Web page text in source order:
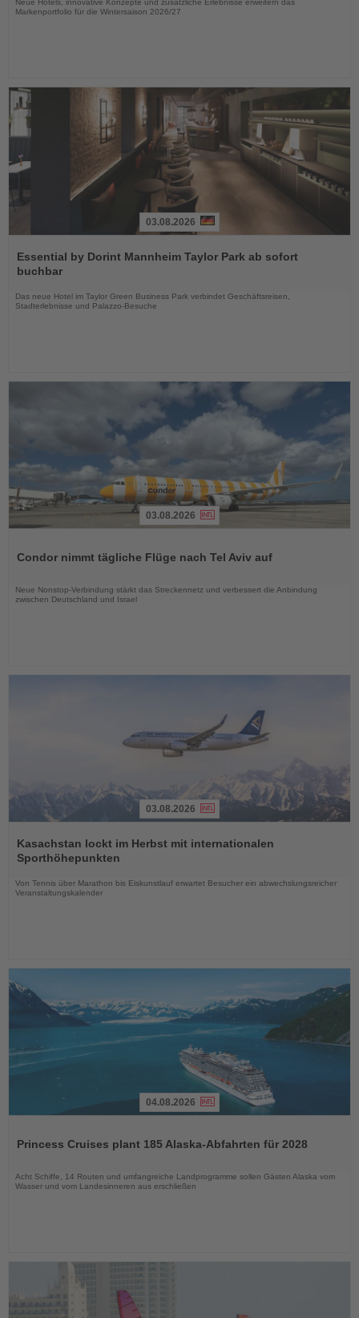
Neue Hotels, innovative Konzepte und zusätzliche Erlebnisse erweitern das
Markenportfolio für die Wintersaison 2026/27
Sie
die
03.08.2026
Essential by Dorint Mannheim Taylor Park ab sofort
buchbar
Das neue Hotel im Taylor Green Business Park verbindet Geschäftsreisen,
Stadterlebnisse und Palazzo-Besuche
die
03.08.2026
Condor nimmt tägliche Flüge nach Tel Aviv auf
Neue Nonstop-Verbindung stärkt das Streckennetz und verbessert die Anbindung
zwischen Deutschland und Israel
Sie
die
Nachrichten
03.08.2026
Kasachstan lockt im Herbst mit internationalen
Sporthöhepunkten
Von Tennis über Marathon bis Eiskunstlauf erwartet Besucher ein abwechslungsreicher
Veranstaltungskalender
die
04.08.2026
Princess Cruises plant 185 Alaska-Abfahrten für 2028
Acht Schiffe, 14 Routen und umfangreiche Landprogramme sollen Gästen Alaska vom
Wasser und vom Landesinneren aus erschließen